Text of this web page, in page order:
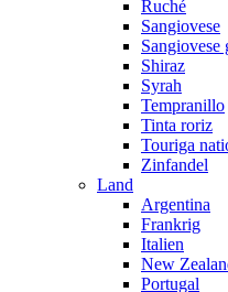
Ruché
Sangiovese
Sangiovese
Shiraz
Syrah
Tempranillo
Tinta roriz
Touriga
Zinfandel
Land
Argentina
Frankrig
Italien
New
Portugal